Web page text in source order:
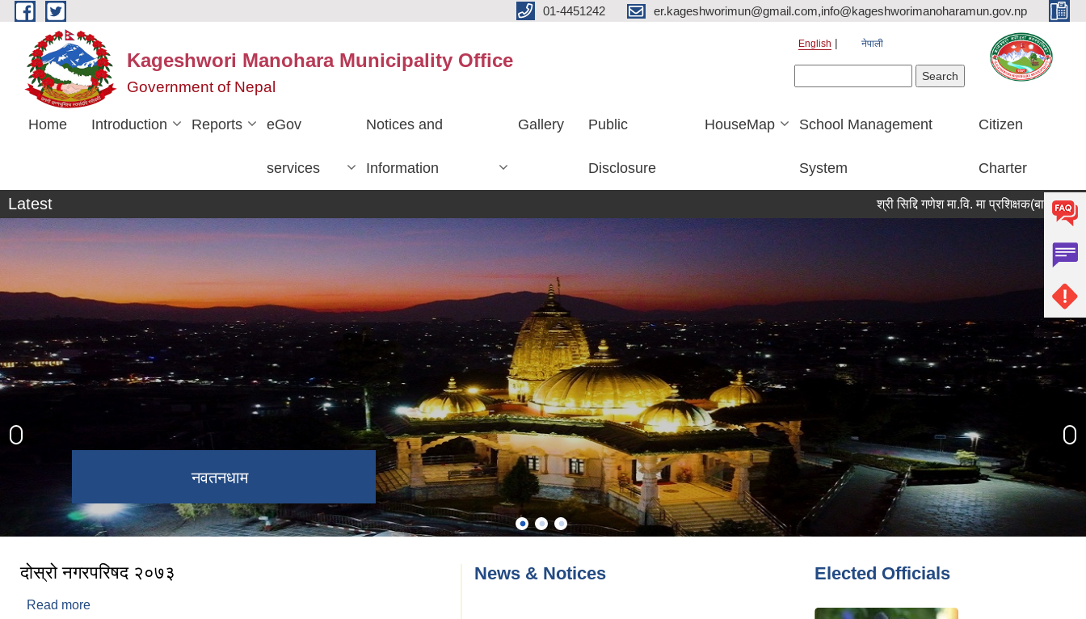
Skip to main content 01-4451242 er.kageshworimun@gmail.com,info@kageshworimanoharamun.gov.np
Kageshwori Manohara Municipality Office
Government of Nepal
English नेपाली
Home Introduction Reports eGov
services
Notices and
Information
Gallery Public
Disclosure
HouseMap School Management
System
Citizen
Charter
Latest श्री सिद्दि गणेश मा.वि. मा प्रशिक्षक(बाली विज्ञान)
नवतनधाम
कागेश्वरी महादेव मन्दिर
व्यक्तिगत घटना दर्ता सप्ताह
दोस्रो नगरपरिषद २०७३
Read more
News & Notices Elected Officials